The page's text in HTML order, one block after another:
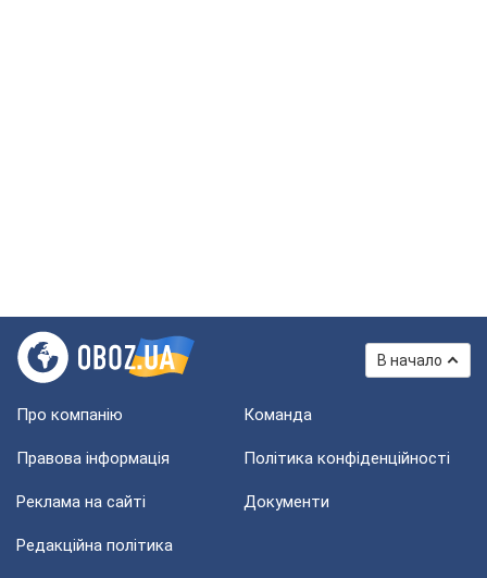
В начало
Про компанію Команда
Правова інформація Політика конфіденційності
Реклама на сайті Документи
Редакційна політика